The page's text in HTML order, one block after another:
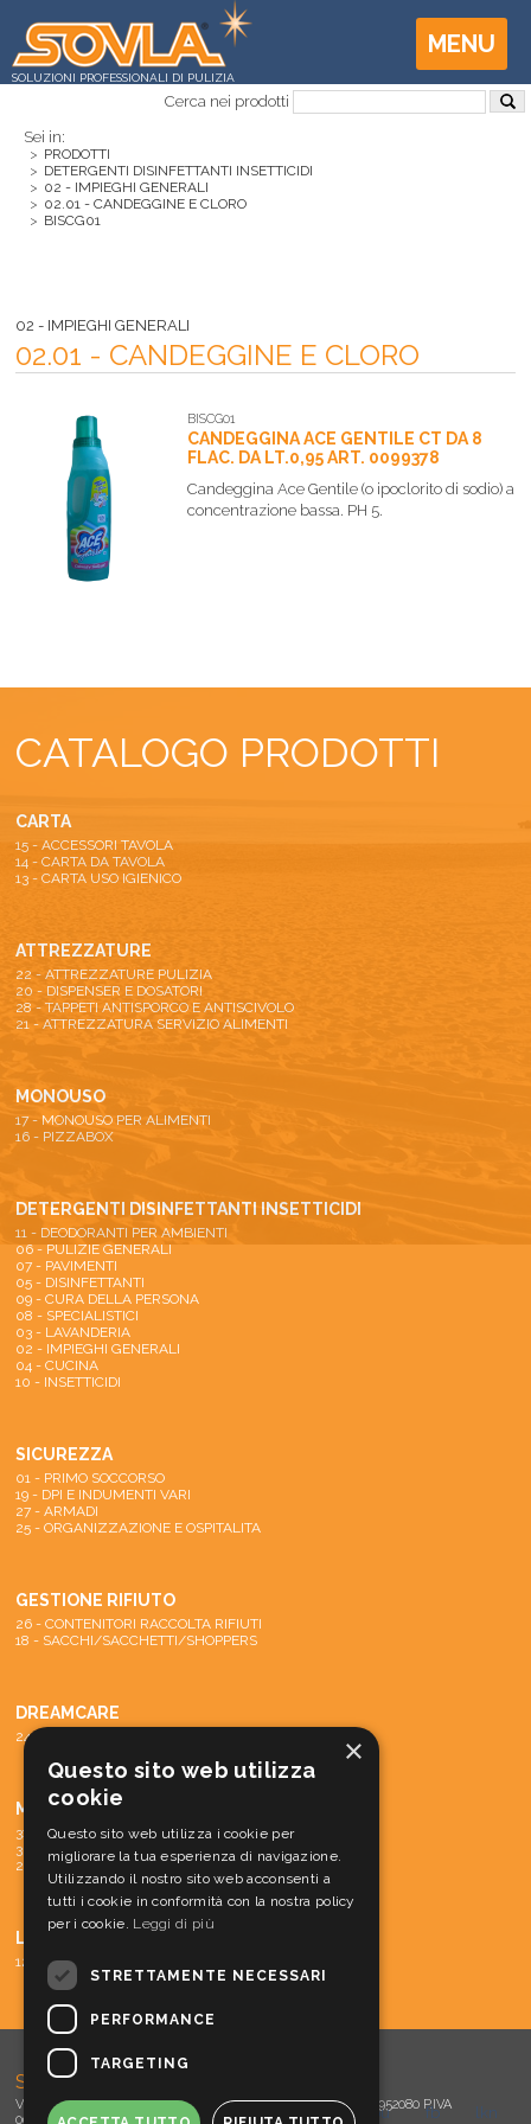
SOLUZIONI PROFESSIONALI DI PULIZIA
MENU
Cerca nei prodotti
Sei in:
> PRODOTTI
> DETERGENTI DISINFETTANTI INSETTICIDI
> 02 - IMPIEGHI GENERALI
> 02.01 - CANDEGGINE E CLORO
> BISCG01
02 - IMPIEGHI GENERALI
02.01 - CANDEGGINE E CLORO
BISCG01
CANDEGGINA ACE GENTILE CT DA 8
FLAC. DA LT.0,95 ART. 0099378
Candeggina Ace Gentile (o ipoclorito di sodio) a
concentrazione bassa. PH 5.
CATALOGO PRODOTTI
CARTA
15 - ACCESSORI TAVOLA
14 - CARTA DA TAVOLA
13 - CARTA USO IGIENICO
ATTREZZATURE
22 - ATTREZZATURE PULIZIA
20 - DISPENSER E DOSATORI
28 - TAPPETI ANTISPORCO E ANTISCIVOLO
21 - ATTREZZATURA SERVIZIO ALIMENTI
MONOUSO
17 - MONOUSO PER ALIMENTI
16 - PIZZABOX
DETERGENTI DISINFETTANTI INSETTICIDI
11 - DEODORANTI PER AMBIENTI
06 - PULIZIE GENERALI
07 - PAVIMENTI
05 - DISINFETTANTI
09 - CURA DELLA PERSONA
08 - SPECIALISTICI
03 - LAVANDERIA
02 - IMPIEGHI GENERALI
04 - CUCINA
10 - INSETTICIDI
SICUREZZA
01 - PRIMO SOCCORSO
19 - DPI E INDUMENTI VARI
27 - ARMADI
25 - ORGANIZZAZIONE E OSPITALITA
GESTIONE RIFIUTO
26 - CONTENITORI RACCOLTA RIFIUTI
18 - SACCHI/SACCHETTI/SHOPPERS
DREAMCARE
24 - SISTEMA DREAMCARE
MACCHINE
31 - PARTI DI RICAMBIO E ACCESSORI
30 - MATERIALE CONS. MACCH.
29 - MACCHINE
LINEA CORTESIA
12 - LINEA CORTESIA
SOVLA s.r.l.
Via Meucci, 15 - 30016 Jesolo (VE) Tel. 0421 952060 - Fax 0421 952080 P.IVA
00360610273 - E-mail:info@sovla.com- Privacy / Cookies you fb lkn
×
Questo sito web utilizza
cookie
Questo sito web utilizza i cookie per
migliorare la tua esperienza di navigazione.
Utilizzando il nostro sito web acconsenti a
tutti i cookie in conformità con la nostra policy
per i cookie. Leggi di più
STRETTAMENTE NECESSARI
PERFORMANCE
TARGETING